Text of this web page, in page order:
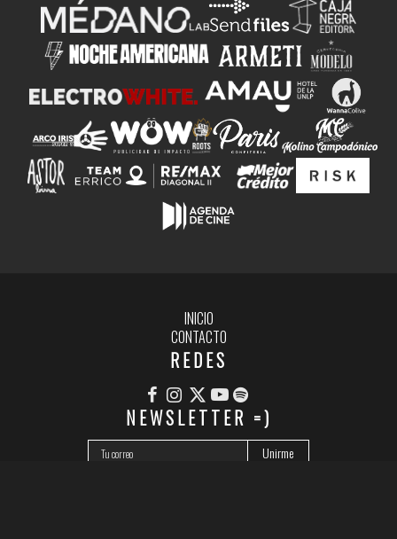
INICIO
CONTACTO
REDES
NEWSLETTER =)